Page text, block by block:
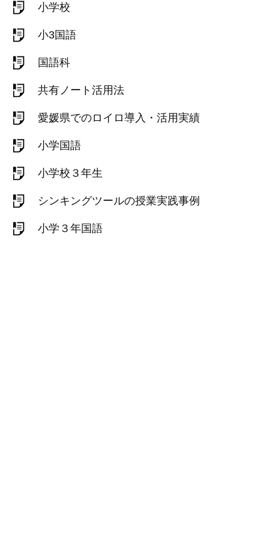
小学校
小3国語
国語科
共有ノート活用法
愛媛県でのロイロ導入・活用実績
小学国語
小学校３年生
シンキングツールの授業実践事例
小学３年国語